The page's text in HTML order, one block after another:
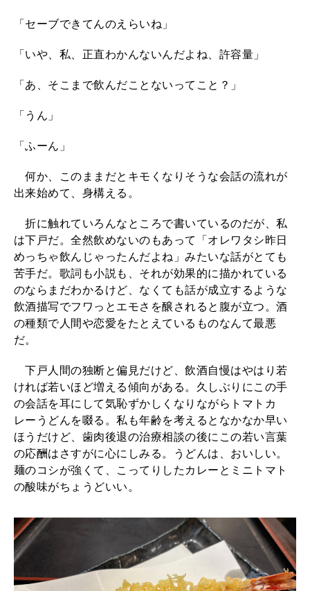
「セーブできてんのえらいね」
「いや、私、正直わかんないんだよね、許容量」
「あ、そこまで飲んだことないってこと？」
「うん」
「ふーん」
何か、このままだとキモくなりそうな会話の流れが
出来始めて、身構える。
折に触れていろんなところで書いているのだが、私
は下戸だ。全然飲めないのもあって「オレワタシ昨日
めっちゃ飲んじゃったんだよね」みたいな話がとても
苦手だ。歌詞も小説も、それが効果的に描かれている
のならまだわかるけど、なくても話が成立するような
飲酒描写でフワっとエモさを醸されると腹が立つ。酒
の種類で人間や恋愛をたとえているものなんて最悪
だ。
下戸人間の独断と偏見だけど、飲酒自慢はやはり若
ければ若いほど増える傾向がある。久しぶりにこの手
の会話を耳にして気恥ずかしくなりながらトマトカ
レーうどんを啜る。私も年齢を考えるとなかなか早い
ほうだけど、歯肉後退の治療相談の後にこの若い言葉
の応酬はさすがに心にしみる。うどんは、おいしい。
麺のコシが強くて、こってりしたカレーとミニトマト
の酸味がちょうどいい。